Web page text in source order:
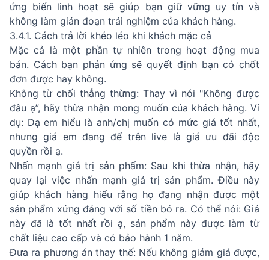
ứng biến linh hoạt sẽ giúp bạn giữ vững uy tín và
không làm gián đoạn trải nghiệm của khách hàng.
3.4.1. Cách trả lời khéo léo khi khách mặc cả
Mặc cả là một phần tự nhiên trong hoạt động mua
bán. Cách bạn phản ứng sẽ quyết định bạn có chốt
đơn được hay không.
Không từ chối thẳng thừng: Thay vì nói "Không được
đâu ạ”, hãy thừa nhận mong muốn của khách hàng. Ví
dụ: Dạ em hiểu là anh/chị muốn có mức giá tốt nhất,
nhưng giá em đang để trên live là giá ưu đãi độc
quyền rồi ạ.
Nhấn mạnh giá trị sản phẩm: Sau khi thừa nhận, hãy
quay lại việc nhấn mạnh giá trị sản phẩm. Điều này
giúp khách hàng hiểu rằng họ đang nhận được một
sản phẩm xứng đáng với số tiền bỏ ra. Có thể nói: Giá
này đã là tốt nhất rồi ạ, sản phẩm này được làm từ
chất liệu cao cấp và có bảo hành 1 năm.
Đưa ra phương án thay thế: Nếu không giảm giá được,